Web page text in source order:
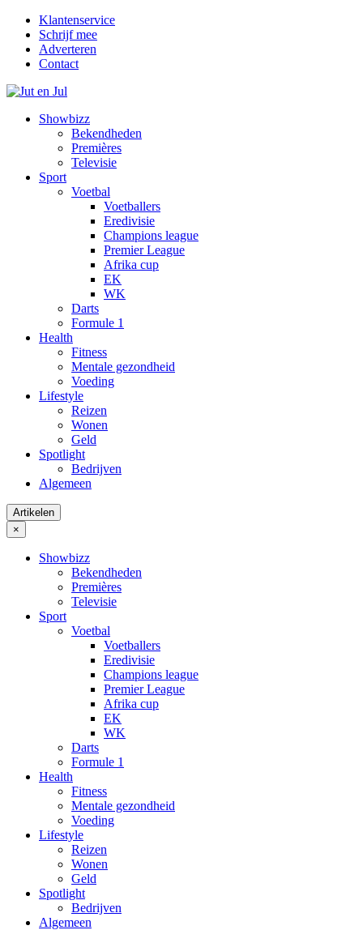
Klantenservice
Schrijf mee
Adverteren
Contact
Showbizz
Bekendheden
Premières
Televisie
Sport
Voetbal
Voetballers
Eredivisie
Champions league
Premier League
Afrika cup
EK
WK
Darts
Formule 1
Health
Fitness
Mentale gezondheid
Voeding
Lifestyle
Reizen
Wonen
Geld
Spotlight
Bedrijven
Algemeen
Artikelen
×
Showbizz
Bekendheden
Premières
Televisie
Sport
Voetbal
Voetballers
Eredivisie
Champions league
Premier League
Afrika cup
EK
WK
Darts
Formule 1
Health
Fitness
Mentale gezondheid
Voeding
Lifestyle
Reizen
Wonen
Geld
Spotlight
Bedrijven
Algemeen